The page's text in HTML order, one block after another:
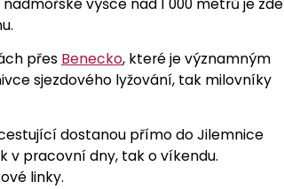
výšce nad 1 000 metrů je zde
přes Benecko, které je významným
sjezdového lyžování, tak milovníky
dostanou přímo do Jilemnice
v pracovní dny, tak o víkendu.
linky.